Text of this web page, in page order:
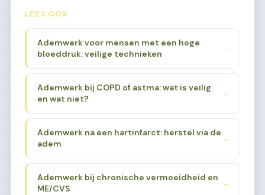
LEES OOK
Ademwerk voor mensen met een hoge
bloeddruk: veilige technieken
→
Ademwerk bij COPD of astma: wat is veilig
en wat niet?
→
Ademwerk na een hartinfarct: herstel via de
adem
→
Ademwerk bij chronische vermoeidheid en
ME/CVS
→